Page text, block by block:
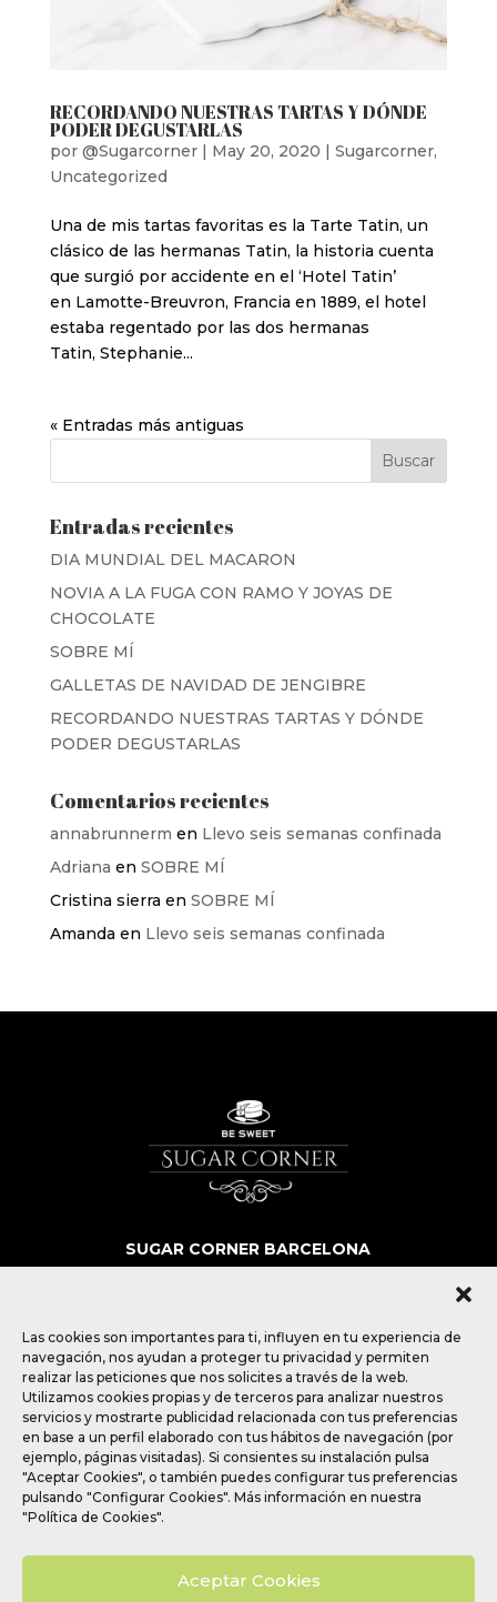
Las cookies son importantes para ti, influyen en tu experiencia de
navegación, nos ayudan a proteger tu privacidad y permiten
realizar las peticiones que nos solicites a través de la web.
Utilizamos cookies propias y de terceros para analizar nuestros
servicios y mostrarte publicidad relacionada con tus preferencias
en base a un perfil elaborado con tus hábitos de navegación (por
ejemplo, páginas visitadas). Si consientes su instalación pulsa
"Aceptar Cookies", o también puedes configurar tus preferencias
pulsando "Configurar Cookies". Más información en nuestra
"Política de Cookies".
Aceptar Cookies
RECORDANDO NUESTRAS TARTAS Y DÓNDE
PODER DEGUSTARLAS
por @Sugarcorner| May 20, 2020 | Sugarcorner,
Uncategorized
Una de mis tartas favoritas es la Tarte Tatin, un
clásico de las hermanas Tatin, la historia cuenta
que surgió por accidente en el ‘Hotel Tatin’
en Lamotte-Breuvron, Francia en 1889, el hotel
estaba regentado por las dos hermanas
Tatin, Stephanie...
« Entradas más antiguas
Entradas recientes
DIA MUNDIAL DEL MACARON
NOVIA A LA FUGA CON RAMO Y JOYAS DE
CHOCOLATE
SOBRE MÍ
GALLETAS DE NAVIDAD DE JENGIBRE
RECORDANDO NUESTRAS TARTAS Y DÓNDE
PODER DEGUSTARLAS
Comentarios recientes
annabrunnerm en Llevo seis semanas confinada
Adriana en SOBRE MÍ
Cristina sierra en SOBRE MÍ
Amanda en Llevo seis semanas confinada
SUGAR CORNER BARCELONA
CONTACTO
SÍGUENOS
Política de Redes Sociales